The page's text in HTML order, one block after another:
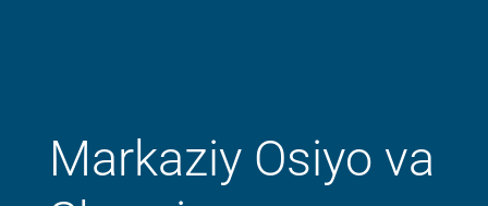
Markaziy Osiyo va